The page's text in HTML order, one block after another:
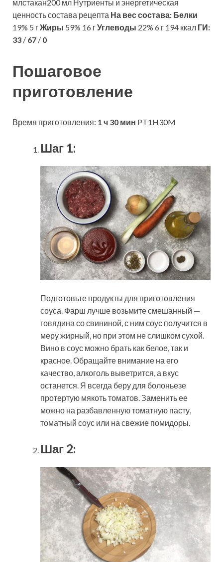
млстакан200 мл Нутриенты и энергетическая
ценность состава рецепта На вес состава: Белки
19% 5 гЖиры 59% 16 гУглеводы 22% 6 г 194 ккал ГИ:
33 / 67 / 0
Пошаговое
приготовление
Время приготовления: 1 ч 30 мин PT1H30M
Шаг 1:
Подготовьте продукты для приготовления
соуса. Фарш лучше возьмите смешанный —
говядина со свининой, с ним соус получится в
меру жирный, но при этом не слишком сухой.
Вино в соус можно брать как белое, так и
красное. Обращайте внимание на его
качество, алкоголь выветрится, а вкус
останется. Я всегда беру для болоньезе
протертую мякоть томатов. Заменить ее
можно на разбавленную томатную пасту,
томатный соус или на свежие помидоры.
Шаг 2: